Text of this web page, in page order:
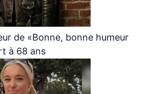
de «Bonne, bonne humeur
à 68 ans